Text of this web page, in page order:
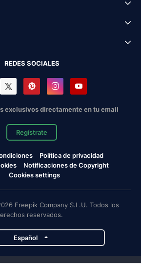
REDES SOCIALES
exclusivos directamente en tu email
Regístrate
Política de privacidad
Notificaciones de Copyright
Cookies settings
Freepik Company S.L.U. Todos los
reservados.
Español